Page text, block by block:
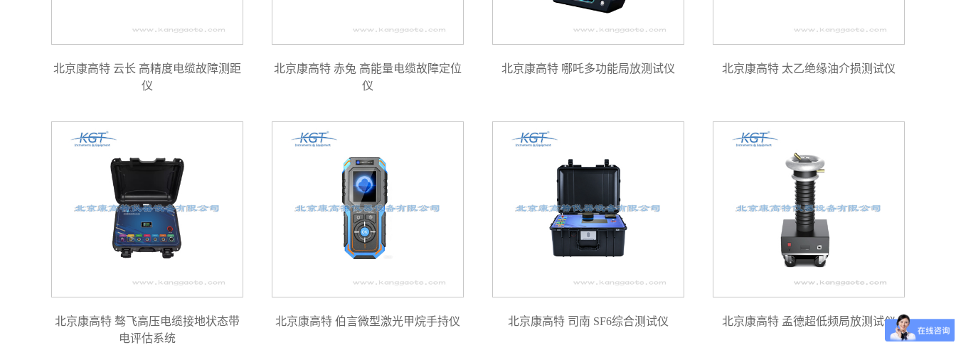
北京康高特 云长 高精度电缆故障测距
仪
北京康高特 赤兔 高能量电缆故障定位
仪
北京康高特 哪吒多功能局放测试仪 北京康高特 太乙绝缘油介损测试仪
北京康高特 骜飞高压电缆接地状态带
电评估系统
北京康高特 伯言微型激光甲烷手持仪 北京康高特 司南 SF6综合测试仪 北京康高特 孟德超低频局放测试仪